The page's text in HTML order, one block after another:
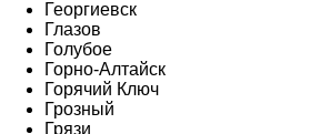
Георгиевск
Глазов
Голубое
Горно-Алтайск
Горячий Ключ
Грозный
Грязи